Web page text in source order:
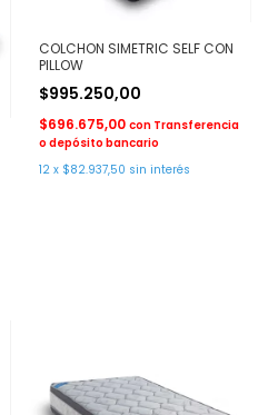
COLCHON SIMETRIC SELF CON
PILLOW
$995.250,00
$696.675,00 con Transferencia
o depósito bancario
12 x $82.937,50 sin interés